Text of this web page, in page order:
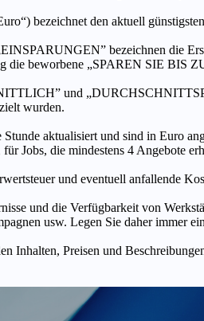
bezeichnet den aktuell
bezeichnen die
die beworbene „SPAREN SIE BIS
und
wurden.
aktualisiert und sind in Euro
Jobs, die mindestens 4 Angebote
und eventuell anfallende
und die Verfügbarkeit von
usw. Legen Sie daher immer
Inhalten, Preisen und